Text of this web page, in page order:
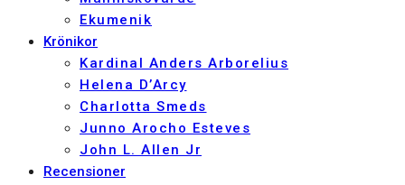
Ekumenik
Krönikor
Kardinal Anders Arborelius
Helena D’Arcy
Charlotta Smeds
Junno Arocho Esteves
John L. Allen Jr
Recensioner